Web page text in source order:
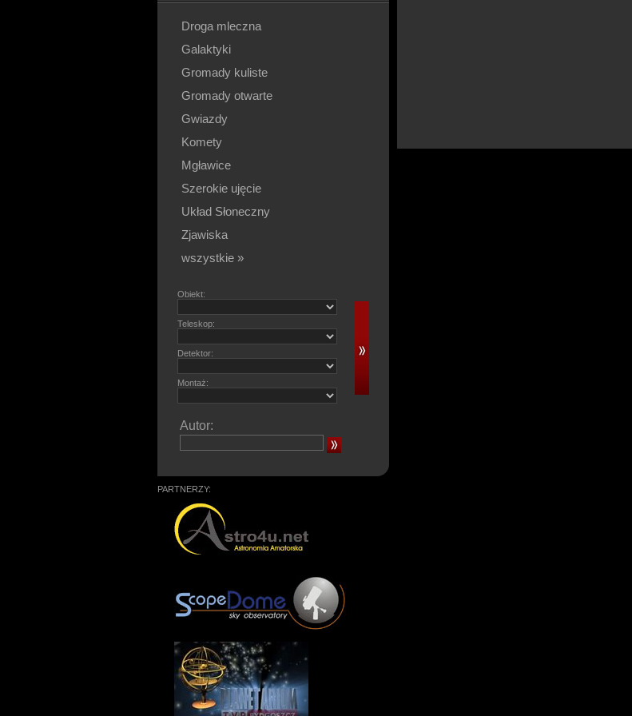
Droga mleczna
Galaktyki
Gromady kuliste
Gromady otwarte
Gwiazdy
Komety
Mgławice
Szerokie ujęcie
Układ Słoneczny
Zjawiska
wszystkie »
Obiekt:
Teleskop:
Detektor:
Montaż:
Autor:
PARTNERZY: